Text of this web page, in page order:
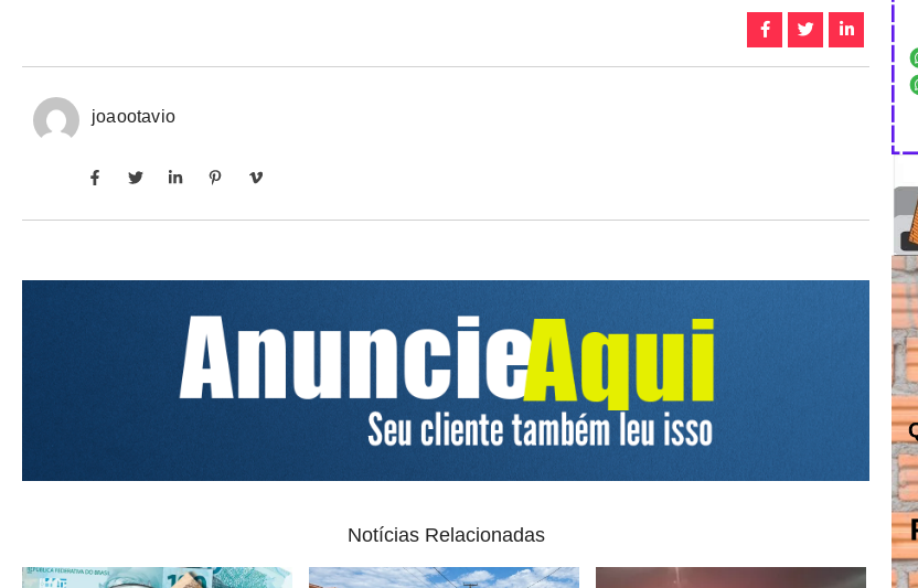
joaootavio
Notícias Relacionadas